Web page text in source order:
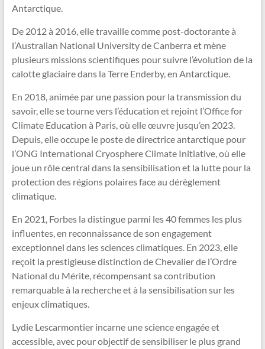
Antarctique.
De 2012 à 2016, elle travaille comme post-doctorante à
l’Australian National University de Canberra et mène
plusieurs missions scientifiques pour suivre l’évolution de la
calotte glaciaire dans la Terre Enderby, en Antarctique.
En 2018, animée par une passion pour la transmission du
savoir, elle se tourne vers l’éducation et rejoint l’Office for
Climate Education à Paris, où elle œuvre jusqu’en 2023.
Depuis, elle occupe le poste de directrice antarctique pour
l’ONG International Cryosphere Climate Initiative, où elle
joue un rôle central dans la sensibilisation et la lutte pour la
protection des régions polaires face au dérèglement
climatique.
En 2021, Forbes la distingue parmi les 40 femmes les plus
influentes, en reconnaissance de son engagement
exceptionnel dans les sciences climatiques. En 2023, elle
reçoit la prestigieuse distinction de Chevalier de l’Ordre
National du Mérite, récompensant sa contribution
remarquable à la recherche et à la sensibilisation sur les
enjeux climatiques.
Lydie Lescarmontier incarne une science engagée et
accessible, avec pour objectif de sensibiliser le plus grand